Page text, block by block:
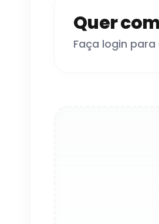
Quer
Faça login